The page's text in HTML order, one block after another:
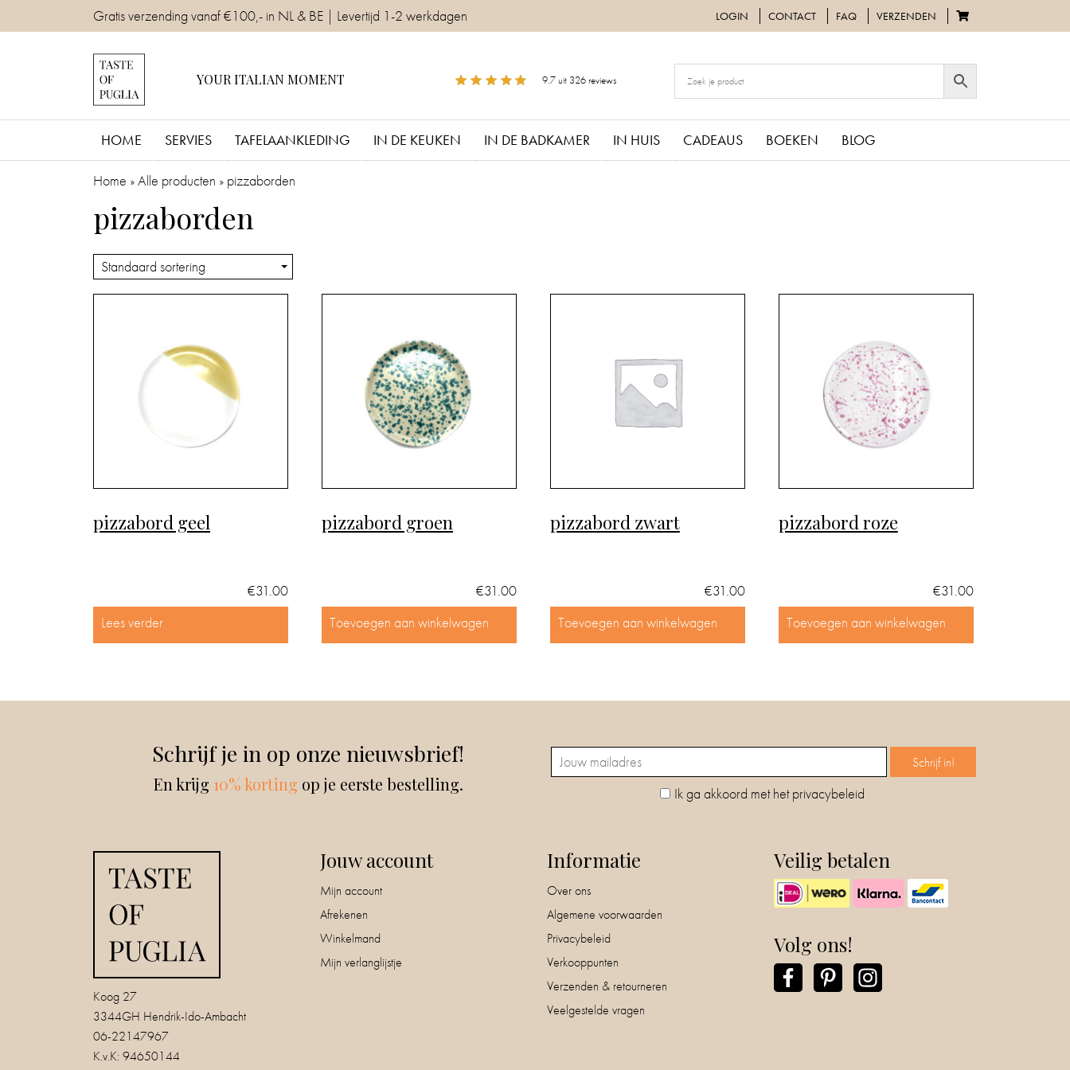
to
Gratis verzending vanaf €100,- in NL & BE | Levertijd 1-2 werkdagen LOGIN CONTACT FAQ VERZENDEN
YOUR ITALIAN MOMENT 9.7 uit 326 reviews
HOME SERVIES TAFELAANKLEDING IN DE KEUKEN IN DE BADKAMER IN HUIS CADEAUS BOEKEN BLOG
Home »Alle producten » pizzaborden
pizzaborden
pizzabord geel
€31.00
Lees verder
pizzabord groen
€31.00
Toevoegen aan winkelwagen
pizzabord zwart
€31.00
Toevoegen aan winkelwagen
pizzabord roze
€31.00
Toevoegen aan winkelwagen
Schrijf je in op onze nieuwsbrief!
En krijg 10% korting op je eerste bestelling. Ik ga akkoord met het privacybeleid
Koog 27
3344GH Hendrik-Ido-Ambacht
06-22147967
K.v.K: 94650144
Jouw account
Mijn account
Afrekenen
Winkelmand
Mijn verlanglijstje
Informatie
Over ons
Algemene voorwaarden
Privacybeleid
Verkooppunten
Verzenden & retourneren
Veelgestelde vragen
Veilig betalen
Volg ons!